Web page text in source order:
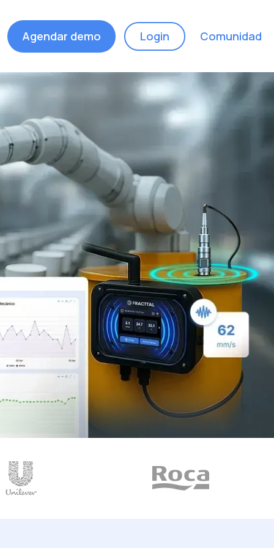
Agendar demo Login Comunidad